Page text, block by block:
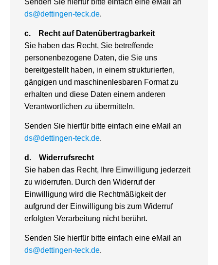
Senden Sie hierfür bitte einfach eine eMail an
ds@dettingen-teck.de.
c.
Recht auf Datenübertragbarkeit
Sie haben das Recht, Sie betreffende
personenbezogene Daten, die Sie uns
bereitgestellt haben, in einem strukturierten,
gängigen und maschinenlesbaren Format zu
erhalten und diese Daten einem anderen
Verantwortlichen zu übermitteln.
Senden Sie hierfür bitte einfach eine eMail an
ds@dettingen-teck.de.
d. Widerrufsrecht
Sie haben das Recht, Ihre Einwilligung jederzeit
zu widerrufen. Durch den Widerruf der
Einwilligung wird die Rechtmäßigkeit der
aufgrund der Einwilligung bis zum Widerruf
erfolgten Verarbeitung nicht berührt.
Senden Sie hierfür bitte einfach eine eMail an
ds@dettingen-teck.de.